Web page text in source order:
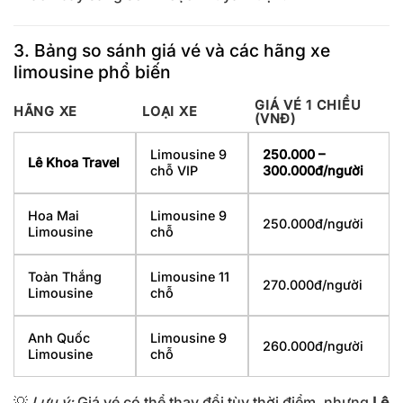
3. Bảng so sánh giá vé và các hãng xe
limousine phổ biến
HÃNG XE LOẠI XE
GIÁ VÉ 1 CHIỀU
(VNĐ)
Lê Khoa Travel
Limousine 9
chỗ VIP
250.000 –
300.000đ/người
Hoa Mai
Limousine
Limousine 9
chỗ
250.000đ/người
Toàn Thắng
Limousine
Limousine 11
chỗ
270.000đ/người
Anh Quốc
Limousine
Limousine 9
chỗ
260.000đ/người